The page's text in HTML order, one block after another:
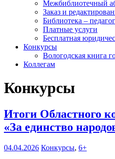
Межбиблиотечный
Заказ и
Библиотека –
Платные услуги
Бесплатная
Конкурсы
Вологодская книга
Коллегам
Конкурсы
Итоги Областного
«За единство
04.04.2026 Конкурсы, 6+